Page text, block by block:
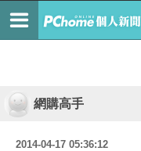
網購高手
2014-04-17 05:36:12